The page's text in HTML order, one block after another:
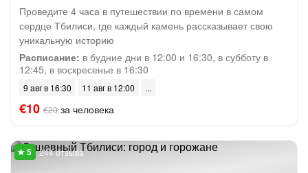
Проведите 4 часа в путешествии по времени в самом
сердце Тбилиси, где каждый камень рассказывает свою
уникальную историю
Расписание: в будние дни в 12:00 и 16:30, в субботу в
12:45, в воскресенье в 16:30
9 авг в 16:30 11 авг в 12:00
€10 €20 за человека
244 отзыва